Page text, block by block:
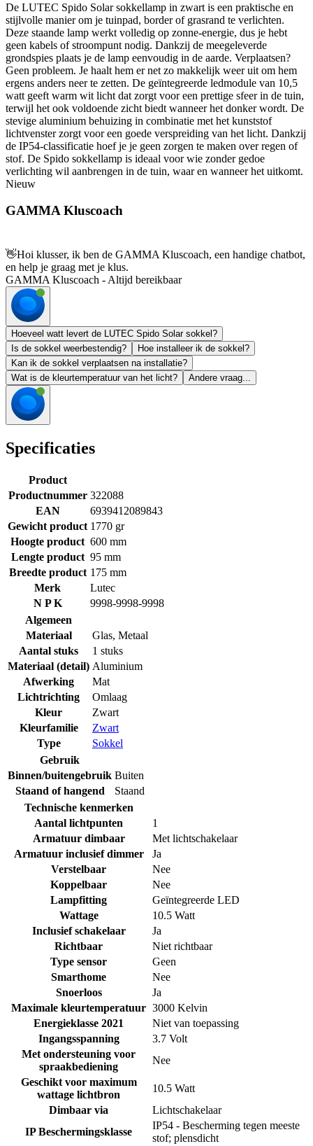
De LUTEC Spido Solar sokkellamp in zwart is een praktische en
stijlvolle manier om je tuinpad, border of grasrand te verlichten.
Deze staande lamp werkt volledig op zonne-energie, dus je hebt
geen kabels of stroompunt nodig. Dankzij de meegeleverde
grondspies plaats je de lamp eenvoudig in de aarde. Verplaatsen?
Geen probleem. Je haalt hem er net zo makkelijk weer uit om hem
ergens anders neer te zetten. De geïntegreerde ledmodule van 10,5
watt geeft warm wit licht dat zorgt voor een prettige sfeer in de tuin,
terwijl het ook voldoende zicht biedt wanneer het donker wordt. De
stevige aluminium behuizing in combinatie met het kunststof
lichtvenster zorgt voor een goede verspreiding van het licht. Dankzij
de IP54-classificatie hoef je je geen zorgen te maken over regen of
stof. De Spido sokkellamp is ideaal voor wie zonder gedoe
verlichting wil aanbrengen in de tuin, waar en wanneer het uitkomt.
Nieuw
GAMMA Kluscoach
👋Hoi klusser, ik ben de GAMMA Kluscoach, een handige chatbot,
en help je graag met je klus.
GAMMA Kluscoach - Altijd bereikbaar
Hoeveel watt levert de LUTEC Spido Solar sokkel?
Is de sokkel weerbestendig?
Hoe installeer ik de sokkel?
Kan ik de sokkel verplaatsen na installatie?
Wat is de kleurtemperatuur van het licht?
Andere vraag...
Specificaties
Product
Productnummer 322088
EAN
6939412089843
Gewicht product 1770 gr
Hoogte product 600 mm
Lengte product 95 mm
Breedte product 175 mm
Merk
Lutec
N P K
9998-9998-9998
Algemeen
Materiaal
Glas, Metaal
Aantal stuks
1 stuks
Materiaal (detail) Aluminium
Afwerking
Mat
Lichtrichting
Omlaag
Kleur
Zwart
Kleurfamilie
Zwart
Type
Sokkel
Gebruik
Binnen/buitengebruik Buiten
Staand of hangend
Staand
Technische kenmerken
Aantal lichtpunten
1
Armatuur dimbaar
Met lichtschakelaar
Armatuur inclusief dimmer
Ja
Verstelbaar
Nee
Koppelbaar
Nee
Lampfitting
Geïntegreerde LED
Wattage
10.5 Watt
Inclusief schakelaar
Ja
Richtbaar
Niet richtbaar
Type sensor
Geen
Smarthome
Nee
Snoerloos
Ja
Maximale kleurtemperatuur 3000 Kelvin
Energieklasse 2021
Niet van toepassing
Ingangsspanning
3.7 Volt
Met ondersteuning voor
spraakbediening
Nee
Geschikt voor maximum
wattage lichtbron
10.5 Watt
Dimbaar via
Lichtschakelaar
IP Beschermingsklasse
IP54 - Bescherming tegen meeste
stof; plensdicht